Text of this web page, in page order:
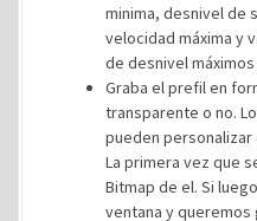
minima, desnivel de
velocidad máxima y
de desnivel
Graba el prefil en
transparente o no.
pueden
La primera vez que
Bitmap de el. Si
ventana y queremos